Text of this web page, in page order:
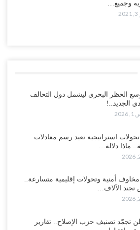
وجميع…
الحظر البحري ليشمل دول التحالف
الجديد..!
استراتيجية تعيد رسم معادلات
ماذا دلالة…
أمنية وتحولات إقليمية متسارعة..
تجند الآلاف…
تجمّد تصنيف حزب الإصلاح.. تقارير